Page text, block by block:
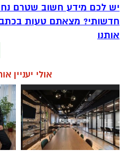
יש לכם מידע חשוב שטרם
חדשותי? מצאתם טעות
אותנו
אולי יעניין